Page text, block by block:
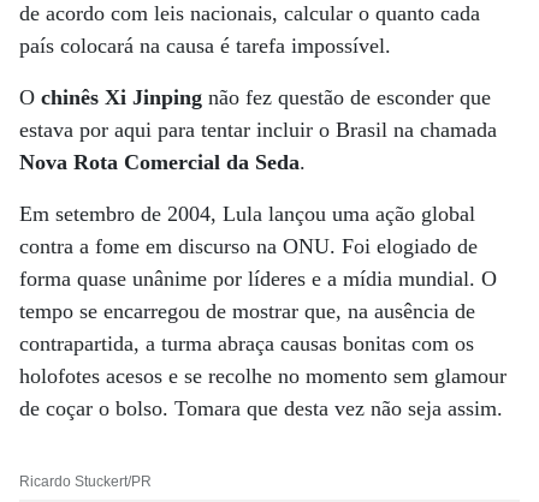
de acordo com leis nacionais, calcular o quanto cada
país colocará na causa é tarefa impossível.
O chinês Xi Jinping não fez questão de esconder que
estava por aqui para tentar incluir o Brasil na chamada
Nova Rota Comercial da Seda.
Em setembro de 2004, Lula lançou uma ação global
contra a fome em discurso na ONU. Foi elogiado de
forma quase unânime por líderes e a mídia mundial. O
tempo se encarregou de mostrar que, na ausência de
contrapartida, a turma abraça causas bonitas com os
holofotes acesos e se recolhe no momento sem glamour
de coçar o bolso. Tomara que desta vez não seja assim.
Ricardo Stuckert/PR